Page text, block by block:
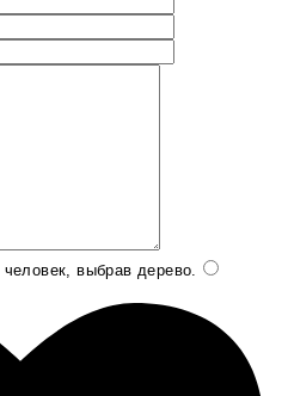
выбрав дерево.